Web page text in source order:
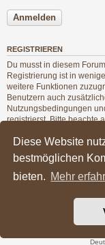
Diese Website
bestmöglichen
bieten. Mehr
REGISTRIEREN
Du musst in diesem
Registrierung ist in
weitere Funktionen
Benutzern auch
Nutzungsbedingungen
registrierst. Bitte beachte
Registrieren